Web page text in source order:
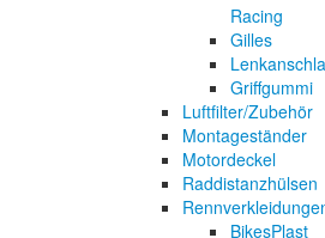
Racing
Gilles
Griffgummi
Luftfilter/Zubehör
Montageständer
Motordeckel
Raddistanzhülsen
BikesPlast